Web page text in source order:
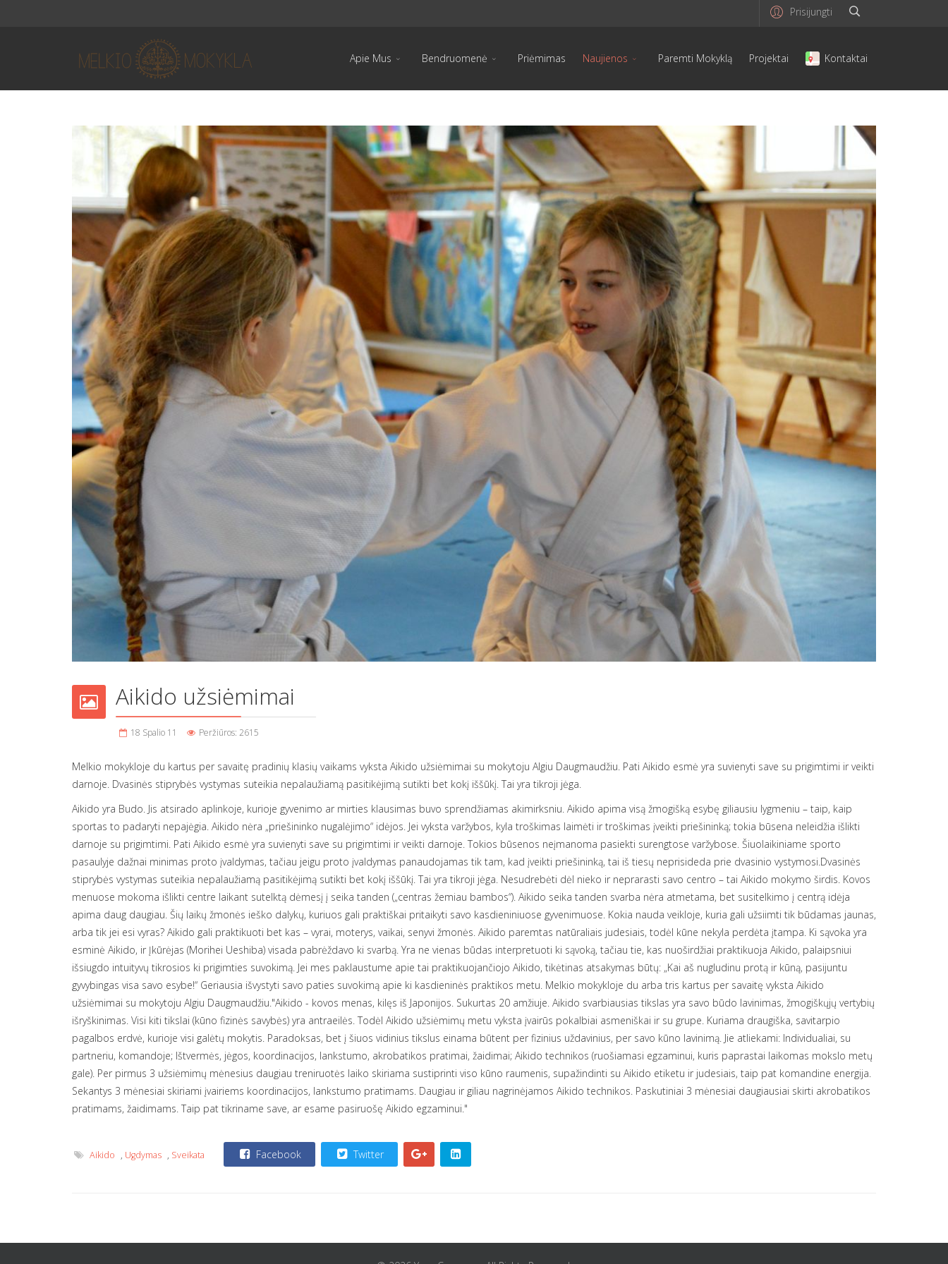
Prisijungti
Apie Mus Bendruomenė Priėmimas Naujienos Paremti Mokyklą Projektai Kontaktai
Aikido užsiėmimai
18 Spalio 11 Peržiūros: 2615
Melkio mokykloje du kartus per savaitę pradinių klasių vaikams vyksta Aikido užsiėmimai su mokytoju Algiu Daugmaudžiu. Pati Aikido esmė yra suvienyti save su prigimtimi ir veikti
darnoje. Dvasinės stiprybės vystymas suteikia nepalaužiamą pasitikėjimą sutikti bet kokį iššūkį. Tai yra tikroji jėga.
Aikido yra Budo. Jis atsirado aplinkoje, kurioje gyvenimo ar mirties klausimas buvo sprendžiamas akimirksniu. Aikido apima visą žmogišką esybę giliausiu lygmeniu – taip, kaip
sportas to padaryti nepajėgia. Aikido nėra „priešininko nugalėjimo“ idėjos. Jei vyksta varžybos, kyla troškimas laimėti ir troškimas įveikti priešininką; tokia būsena neleidžia išlikti
darnoje su prigimtimi. Pati Aikido esmė yra suvienyti save su prigimtimi ir veikti darnoje. Tokios būsenos neįmanoma pasiekti surengtose varžybose. Šiuolaikiniame sporto
pasaulyje dažnai minimas proto įvaldymas, tačiau jeigu proto įvaldymas panaudojamas tik tam, kad įveikti priešininką, tai iš tiesų neprisideda prie dvasinio vystymosi.Dvasinės
stiprybės vystymas suteikia nepalaužiamą pasitikėjimą sutikti bet kokį iššūkį. Tai yra tikroji jėga. Nesudrebėti dėl nieko ir neprarasti savo centro – tai Aikido mokymo širdis. Kovos
menuose mokoma išlikti centre laikant sutelktą dėmesį į seika tanden („centras žemiau bambos“). Aikido seika tanden svarba nėra atmetama, bet susitelkimo į centrą idėja
apima daug daugiau. Šių laikų žmonės ieško dalykų, kuriuos gali praktiškai pritaikyti savo kasdieniniuose gyvenimuose. Kokia nauda veikloje, kuria gali užsiimti tik būdamas jaunas,
arba tik jei esi vyras? Aikido gali praktikuoti bet kas – vyrai, moterys, vaikai, senyvi žmonės. Aikido paremtas natūraliais judesiais, todėl kūne nekyla perdėta įtampa. Ki sąvoka yra
esminė Aikido, ir Įkūrėjas (Morihei Ueshiba) visada pabrėždavo ki svarbą. Yra ne vienas būdas interpretuoti ki sąvoką, tačiau tie, kas nuoširdžiai praktikuoja Aikido, palaipsniui
išsiugdo intuityvų tikrosios ki prigimties suvokimą. Jei mes paklaustume apie tai praktikuojančiojo Aikido, tikėtinas atsakymas būtų: „Kai aš nugludinu protą ir kūną, pasijuntu
gyvybingas visa savo esybe!“ Geriausia išvystyti savo paties suvokimą apie ki kasdieninės praktikos metu. Melkio mokykloje du arba tris kartus per savaitę vyksta Aikido
užsiėmimai su mokytoju Algiu Daugmaudžiu."Aikido - kovos menas, kilęs iš Japonijos. Sukurtas 20 amžiuje. Aikido svarbiausias tikslas yra savo būdo lavinimas, žmogiškųjų vertybių
išryškinimas. Visi kiti tikslai (kūno fizinės savybės) yra antraeilės. Todėl Aikido užsiėmimų metu vyksta įvairūs pokalbiai asmeniškai ir su grupe. Kuriama draugiška, savitarpio
pagalbos erdvė, kurioje visi galėtų mokytis. Paradoksas, bet į šiuos vidinius tikslus einama būtent per fizinius uždavinius, per savo kūno lavinimą. Jie atliekami: Individualiai, su
partneriu, komandoje; Ištvermės, jėgos, koordinacijos, lankstumo, akrobatikos pratimai, žaidimai; Aikido technikos (ruošiamasi egzaminui, kuris paprastai laikomas mokslo metų
gale). Per pirmus 3 užsiėmimų mėnesius daugiau treniruotės laiko skiriama sustiprinti viso kūno raumenis, supažindinti su Aikido etiketu ir judesiais, taip pat komandine energija.
Sekantys 3 mėnesiai skiriami įvairiems koordinacijos, lankstumo pratimams. Daugiau ir giliau nagrinėjamos Aikido technikos. Paskutiniai 3 mėnesiai daugiausiai skirti akrobatikos
pratimams, žaidimams. Taip pat tikriname save, ar esame pasiruošę Aikido egzaminui."
Aikido , Ugdymas , Sveikata Facebook Twitter